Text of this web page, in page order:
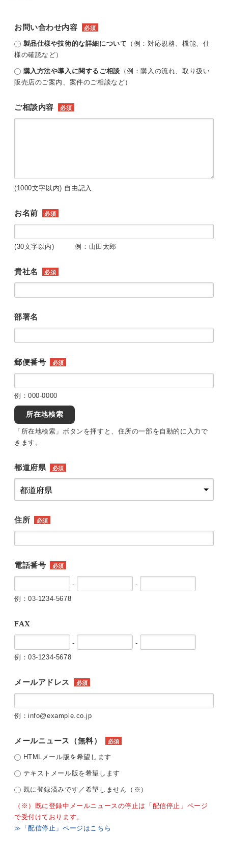
お問い合わせ内容 必須
製品仕様や技術的な詳細について （例：対応規格、機能、仕
様の確認など）
購入方法や導入に関するご相談 （例：購入の流れ、取り扱い
販売店のご案内、案件のご相談など）
ご相談内容 必須
(1000文字以内) 自由記入
お名前 必須
(30文字以内) 例：山田太郎
貴社名 必須
部署名
郵便番号 必須
例：000-0000
所在地検索
「所在地検索」ボタンを押すと、住所の一部を自動的に入力で
きます。
都道府県 必須
住所 必須
電話番号 必須
-
-
例：03-1234-5678
FAX
-
-
例：03-1234-5678
メールアドレス 必須
例：info@example.co.jp
メールニュース（無料） 必須
HTMLメール版を希望します
テキストメール版を希望します
既に登録済みです／希望しません（※）
（※）既に登録中メールニュースの停止は「配信停止」ページ
で受付けております。
≫「配信停止」ページはこちら